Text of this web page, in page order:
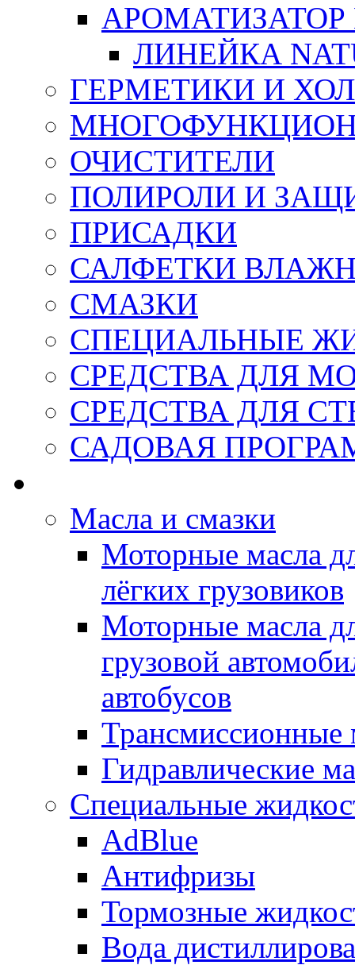
ЛИНЕЙКА
ГЕРМЕТИКИ И
ОЧИСТИТЕЛИ
ПОЛИРОЛИ И
ПРИСАДКИ
САЛФЕТКИ
СМАЗКИ
СПЕЦИАЛЬНЫЕ
СРЕДСТВА ДЛЯ
СРЕДСТВА ДЛЯ
САДОВАЯ
Масла и смазки
Моторные масла
лёгких грузовиков
Моторные масла
грузовой
автобусов
Трансмиссионные
Гидравлические
Специальные
AdBlue
Антифризы
Тормозные
Вода